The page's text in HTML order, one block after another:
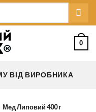
0
ВІД ВИРОБНИКА
Мед Липовий 400 г